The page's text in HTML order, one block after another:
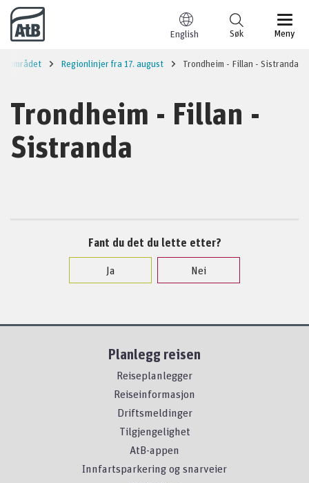
Til innhold
English Meny
Søk
Regionlinjer fra 17. august Trondheim - Fillan - Sistranda
Trondheim - Fillan -
Sistranda
Fant du det du lette etter?
Ja
Nei
Planlegg reisen
Reiseplanlegger
Reiseinformasjon
Driftsmeldinger
Tilgjengelighet
AtB-appen
Innfartsparkering og snarveier